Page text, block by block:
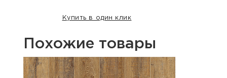
Купить в один клик
Похожие товары